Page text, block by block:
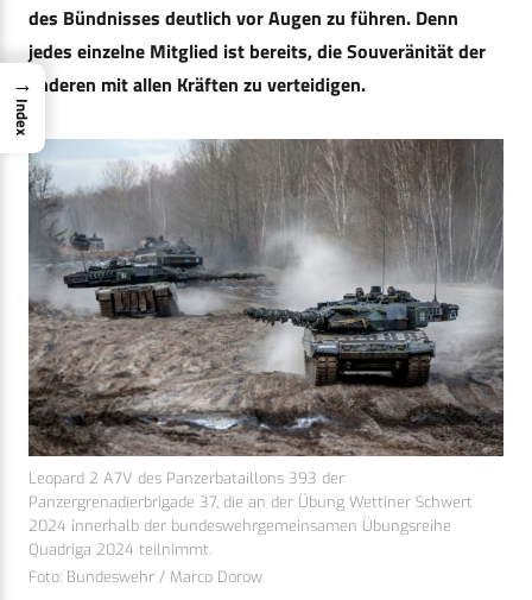
des Bündnisses deutlich vor Augen zu führen. Denn
jedes einzelne Mitglied ist bereits, die Souveränität der
anderen mit allen Kräften zu verteidigen.
Leopard 2 A7V des Panzerbataillons 393 der
Panzergrenadierbrigade 37, die an der Übung Wettiner Schwert
2024 innerhalb der bundeswehrgemeinsamen Übungsreihe
Quadriga 2024 teilnimmt.
Foto: Bundeswehr / Marco Dorow
→
Index